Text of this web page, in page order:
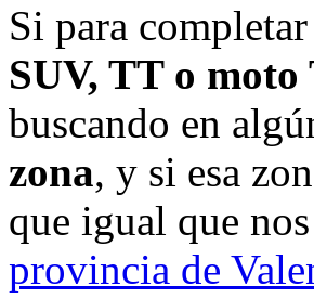
Si para
SUV, TT o
buscando en
zona, y si esa
que igual que
provincia de